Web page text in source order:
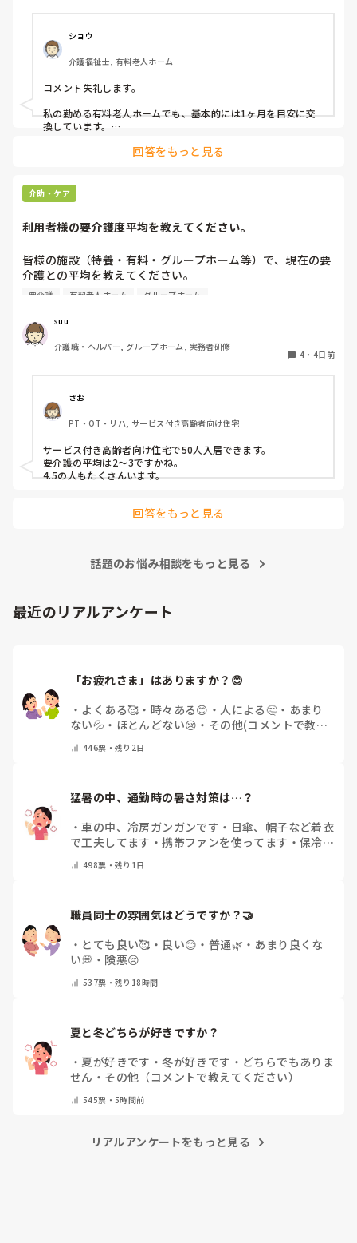
ショウ
介護福祉士, 有料老人ホーム
コメント失礼します。
私の勤める有料老人ホームでも、基本的には1ヶ月を目安に交
換しています。
関してはご本人のペースにお任せしています。
ゃるため、状態を見つつ交換間隔を少し長めにするなど、個別
の事情に合わせて柔軟に対応しています。
他の施設での対応も気になりますね。参考になれば幸いです。
回答をもっと見る
介助・ケア
利用者様の要介護度平均を教えてください。
皆様の施設（特養・有料・グループホーム等）で、現在の要
介護との平均を教えてください。
要介護 有料老人ホーム グループホーム
suu
介護職・ヘルパー, グループホーム, 実務者研修
4 ・ 4日前
さお
PT・OT・リハ, サービス付き高齢者向け住宅
サービス付き高齢者向け住宅で50人入居できます。
要介護の平均は2〜3ですかね。
4.5の人もたくさんいます。
回答をもっと見る
話題のお悩み相談をもっと見る
最近のリアルアンケート
「お疲れさま」はありますか？😊
・ よくある🥰 ・ 時々ある😊 ・ 人による🤔 ・ あまり
ない💦 ・ ほとんどない😢 ・ その他(コメントで教え
てください)
446票・残り2日
猛暑の中、通勤時の暑さ対策は…？
・車の中、冷房ガンガンです ・ 日傘、帽子など着衣
で工夫してます ・携帯ファンを使ってます ・ 保冷剤
を持ち運んでいます
ん ・その他（コメントで教えて下さい）
498票・残り1日
職員同士の雰囲気はどうですか？🤝
・ とても良い🥰 ・ 良い😊 ・ 普通🌿 ・ あまり良くな
い💭 ・ 険悪😢
537票・残り18時間
夏と冬どちらが好きですか？
・夏が好きです ・冬が好きです ・ どちらでもありま
せん ・ その他（コメントで教えてください）
545票・5時間前
リアルアンケートをもっと見る